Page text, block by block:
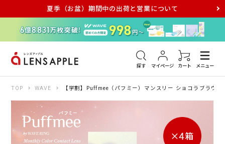
夏季（お盆）期間中の出荷と営業について
探す マイページ カート メニュー
アキュビュー メダリスト メガネ
TOP WAVE 【学割】Puffmee（パフミー）マンスリー ショコラブラウ